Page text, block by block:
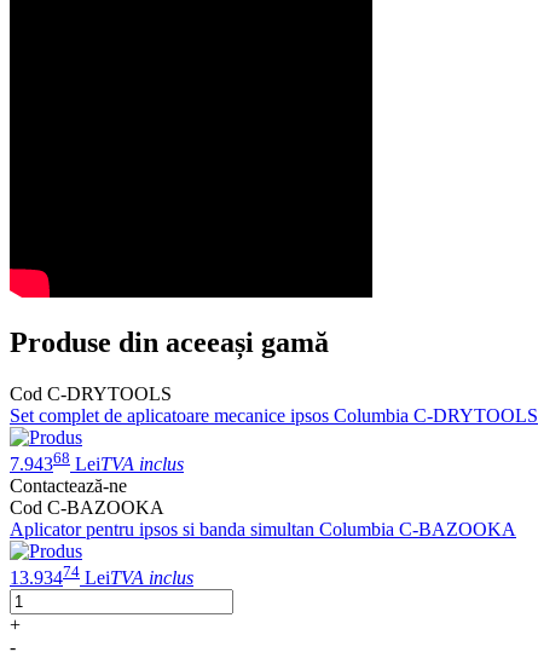
Produse din aceeași gamă
Cod C-DRYTOOLS
Set complet de aplicatoare mecanice ipsos Columbia C-DRYTOOLS
7.94368 LeiTVA inclus
Contactează-ne
Cod C-BAZOOKA
Aplicator pentru ipsos si banda simultan Columbia C-BAZOOKA
13.93474 LeiTVA inclus
+
-